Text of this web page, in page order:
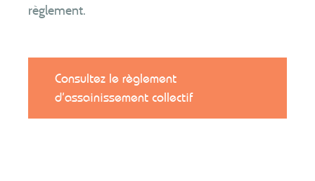
Nous connaître
Compétences
Equipe
Partenaires
règlement.
Consultez le règlement
d’assainissement collectif